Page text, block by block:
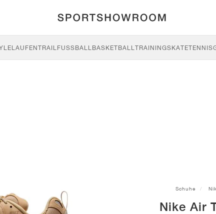
LAUFENTRAILFUSSBALL BASKETBALLTRAININGSKATETENNIS
Schuhe
Nike Air